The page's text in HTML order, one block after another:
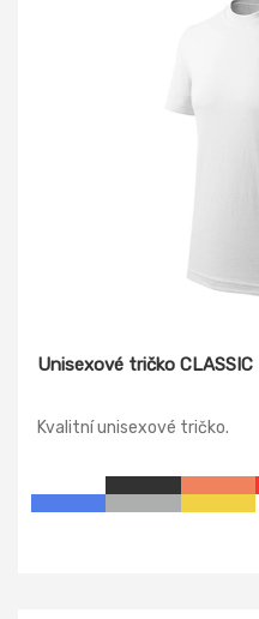
Unisexové tričko CLASSIC
Kvalitní unisexové tričko.